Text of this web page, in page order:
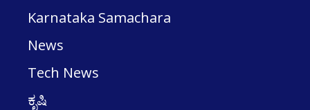
Karnataka Samachara
News
Tech News
ಕೃಷಿ